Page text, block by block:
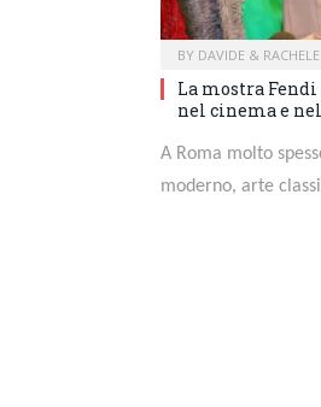
BY DAVIDE & RACHELE
La mostra Fendi
nel cinema e
A Roma molto
moderno, arte